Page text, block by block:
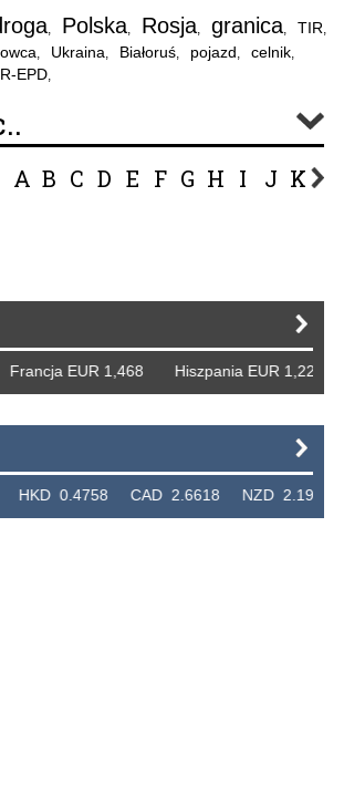
, Polska, Rosja, granica, TIR,
, Ukraina, Białoruś, pojazd, celnik,
EPD,
A B C D E F G H I J K L
EUR 1,468 Hiszpania EUR 1,229
0.4758 CAD 2.6618 NZD 2.1914